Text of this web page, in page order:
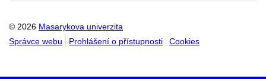
© 2026 Masarykova univerzita
Správce webu
Prohlášení o přístupnosti Cookies